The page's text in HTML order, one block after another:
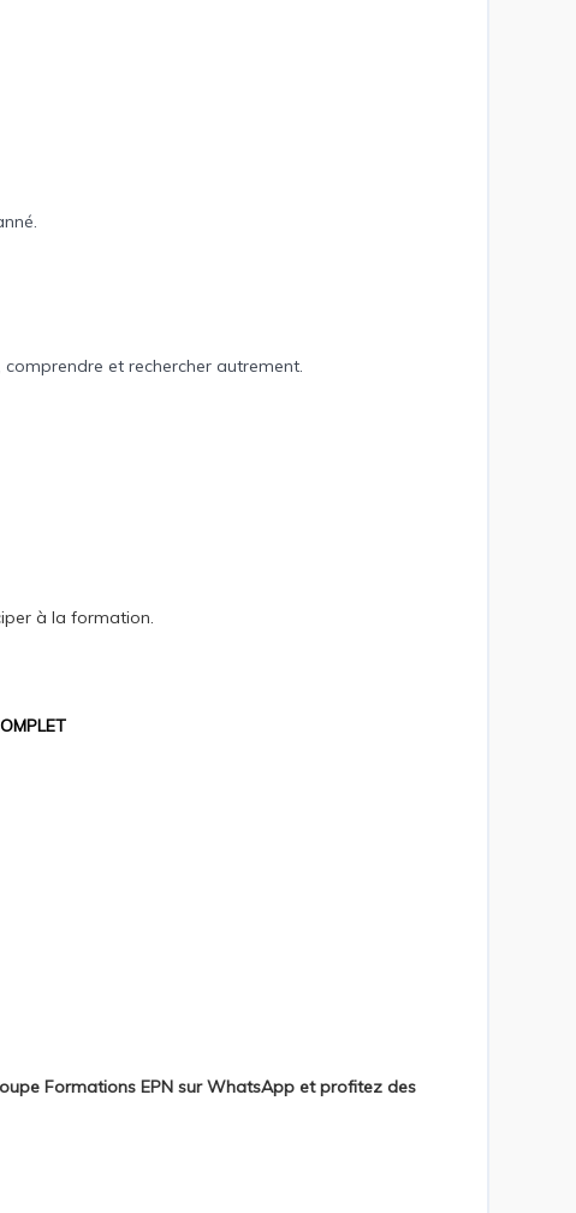
et rechercher autrement.
à la formation.
Formations EPN sur WhatsApp et profitez des